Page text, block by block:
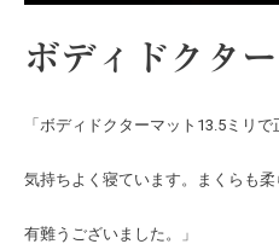
ボディドクタ
「ボディドクターマット13.5ミリで
気持ちよく寝ています。まくらも
有難うございました。」